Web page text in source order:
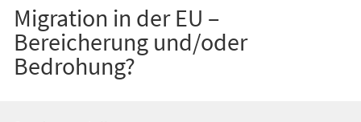
Migration in der EU –
Bereicherung und/oder
Bedrohung?